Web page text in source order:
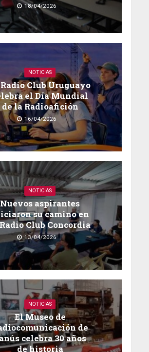
18/04/2026
NOTICIAS
Club Uruguayo
el Día Mundial
de la Radioafición
16/04/2026
NOTICIAS
Nuevos aspirantes
su camino en
Club Concordia
13/04/2026
NOTICIAS
El Museo de
de
celebra 30 años
de historia